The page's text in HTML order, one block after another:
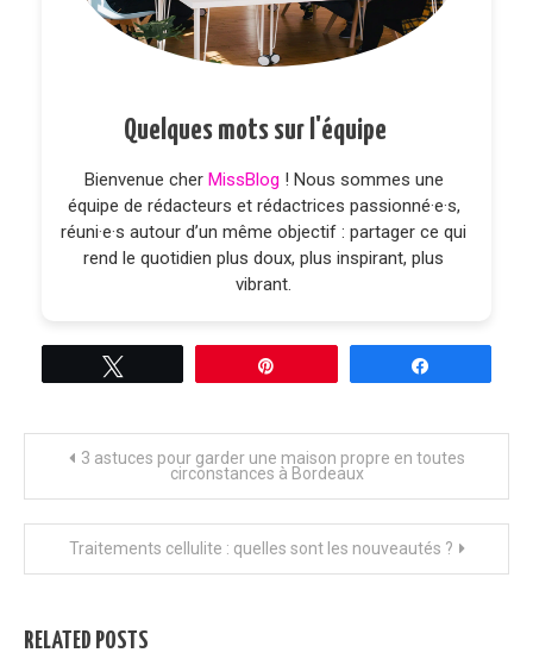
Quelques mots sur l'équipe
Bienvenue cher MissBlog ! Nous sommes une
équipe de rédacteurs et rédactrices passionné·e·s,
réuni·e·s autour d’un même objectif : partager ce qui
rend le quotidien plus doux, plus inspirant, plus
vibrant.
Navigation
l’article
3 astuces pour garder une maison propre en toutes
circonstances à Bordeaux
Traitements cellulite : quelles sont les nouveautés ?
RELATED POSTS